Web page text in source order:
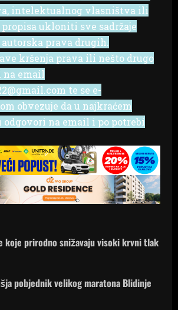
intelektualnog vlasništva ili
ukloniti sve sadržaje
prava drugih.
kršenja prava ili nešto drugo
na email
te se e-
obvezuje da u najkraćem
odgovori na email i po potrebi
koje prirodno snižavaju visoki krvni tlak
pobjednik velikog maratona Blidinje